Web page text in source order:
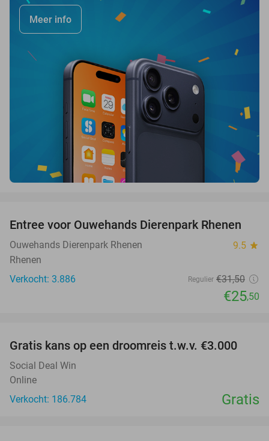
Meer info
19%
Entree voor Ouwehands Dierenpark Rhenen
Ouwehands Dierenpark Rhenen 9.5 star
Rhenen
Verkocht: 3.886
Regulier €31,50
€25,50
Gratis kans op een droomreis t.w.v. €3.000
Social Deal Win
Online
Verkocht: 186.784
Gratis